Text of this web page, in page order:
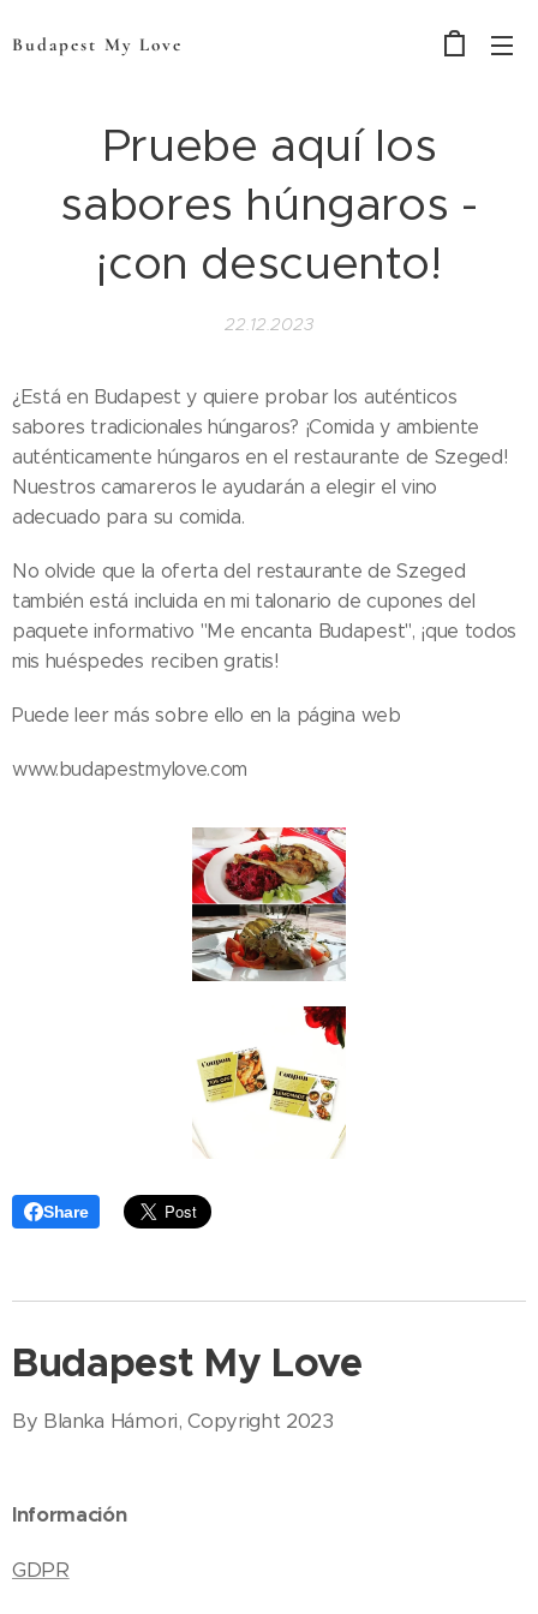
Budapest My Love
Pruebe aquí los
sabores húngaros -
¡con descuento!
22.12.2023
¿Está en Budapest y quiere probar los auténticos
sabores tradicionales húngaros? ¡Comida y ambiente
auténticamente húngaros en el restaurante de Szeged!
Nuestros camareros le ayudarán a elegir el vino
adecuado para su comida.
No olvide que la oferta del restaurante de Szeged
también está incluida en mi talonario de cupones del
paquete informativo "Me encanta Budapest", ¡que todos
mis huéspedes reciben gratis!
Puede leer más sobre ello en la página web ❤️
www.budapestmylove.com
Share
Budapest My Love
By Blanka Hámori, Copyright 2023
Información
GDPR